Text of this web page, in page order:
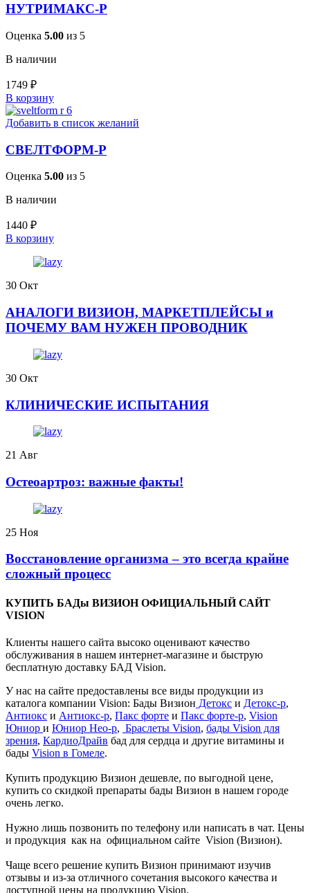
НУТРИМАКС-Р
Оценка 5.00 из 5
В наличии
1749 ₽
В корзину
Добавить в список желаний
СВЕЛТФОРМ-Р
Оценка 5.00 из 5
В наличии
1440 ₽
В корзину
30 Окт
АНАЛОГИ ВИЗИОН, МАРКЕТПЛЕЙСЫ и
ПОЧЕМУ ВАМ НУЖЕН ПРОВОДНИК
30 Окт
КЛИНИЧЕСКИЕ ИСПЫТАНИЯ
21 Авг
️Остеоартроз: важные факты!
25 Ноя
Восстановление организма – это всегда крайне
сложный процесс
КУПИТЬ БАДы ВИЗИОН ОФИЦИАЛЬНЫЙ САЙТ
VISION
Клиенты нашего сайта высоко оценивают качество
обслуживания в нашем интернет-магазине и быструю
бесплатную доставку БАД Vision.
У нас на сайте предоставлены все виды продукции из
каталога компании Vision: Бады Визион Детокс и Детокс-р,
Антиокс и Антиокс-р, Пакс форте и Пакс форте-р, Vision
Юниор и Юниор Нео-р, Браслеты Vision, бады Vision для
зрения, КардиоДрайв бад для сердца и другие витамины и
бады Vision в Гомеле.
Купить продукцию Визион дешевле, по выгодной цене,
купить со скидкой препараты бады Визион в нашем городе
очень легко.
Нужно лишь позвонить по телефону или написать в чат. Цены
и продукция как на официальном сайте Vision (Визион).
Чаще всего решение купить Визион принимают изучив
отзывы и из-за отличного сочетания высокого качества и
доступной цены на продукцию Vision.